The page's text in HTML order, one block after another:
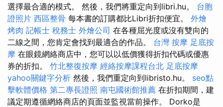
選擇最合適的模式。 然後，我們將重定向到libri.hu。 台胞
證照片 西區整骨 每本書的訂購都比Libri折扣便宜。 外燴
烤肉 記帳士 稅務士 外燴公司 在各種屈光度或沒有雙向的
二線之間，您肯定會找到最適合的作品。 台灣 按摩 足底按
摩 在眼鏡網絡商店中，您可以以低價獲得折扣代碼或優惠
券的折扣。 竹北整復按摩 經絡按摩課程台北 足底按摩
yahoo關鍵字分析 然後，我們重定向到libristo.hu。 seo點
擊軟體價格 第二專長證照 南屯國術館推薦 在折扣期間，建
議定期遵循網絡商店的頁面並監視當前操作。 Dorko是